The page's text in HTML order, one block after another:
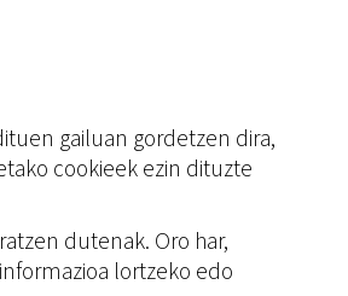
gailuan gordetzen dira,
cookieek ezin dituzte
dutenak. Oro har,
lortzeko edo